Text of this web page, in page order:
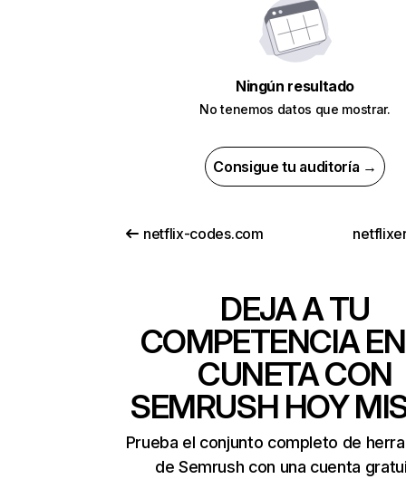
Ningún resultado
No tenemos datos que mostrar.
Consigue tu auditoría →
netflix-codes.com
DEJA A TU
COMPETENCIA
CUNETA CON
SEMRUSH HOY
Prueba el conjunto completo de
de Semrush con una cuenta